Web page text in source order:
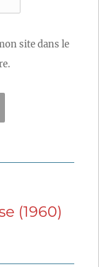
site dans le
(1960)